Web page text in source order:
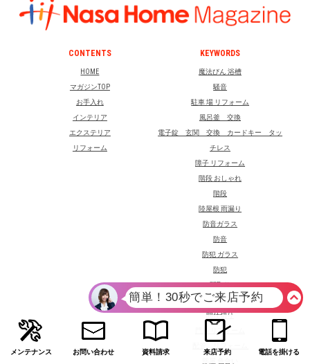
CONTENTS
HOME
マガジンTOP
お手入れ
インテリア
エクステリア
リフォーム
KEYWORDS
魔法びん 浴槽
騒音
駐車 場 リフォーム
風呂釜 交換
電子錠 玄関 交換 カードキー タッ
チレス
障子 リフォーム
階段 おしゃれ
階段
陸屋根 雨漏り
防音ガラス
防音
防犯 ガラス
防犯
間取り
間仕切り 壁 可動 式
間仕切り
門扉 リフォーム
メンテナンス お問い合わせ 資料請求 来店予約 電話を掛ける